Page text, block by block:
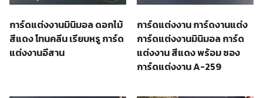
การ์ดแต่งงานมินิมอล ดอกไม้
สีแดง โทนคลีน เรียบหรู การ์ด
แต่งงานอีสาน
การ์ดแต่งงาน การ์ดงานแต่ง
การ์ดแต่งงานมินิมอล การ์ด
แต่งงาน สีแดง พร้อม ซอง
การ์ดแต่งงาน A-259